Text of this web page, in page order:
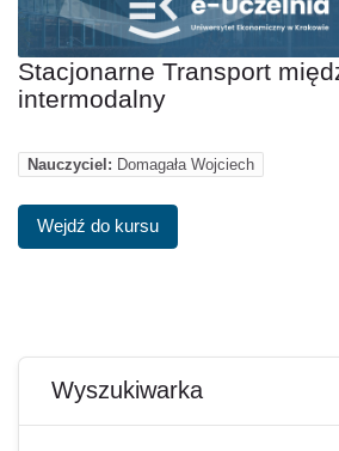
Stacjonarne Transport
intermodalny
Nauczyciel: Domagała Wojciech
Wejdź do kursu
Bloki
Wyszukiwarka